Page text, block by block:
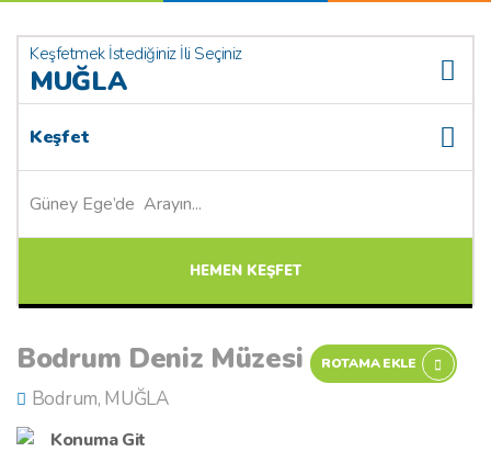
Keşfetmek İstediğiniz İli Seçiniz
MUĞLA
Keşfet
HEMEN KEŞFET
Bodrum Deniz Müzesi ROTAMA EKLE
Bodrum, MUĞLA
Konuma Git